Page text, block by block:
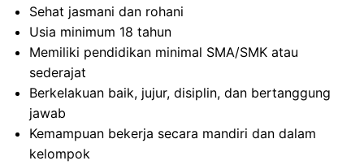
Sehat jasmani dan rohani
Usia minimum 18 tahun
Memiliki pendidikan minimal SMA/SMK atau
sederajat
Berkelakuan baik, jujur, disiplin, dan bertanggung
jawab
Kemampuan bekerja secara mandiri dan dalam
kelompok